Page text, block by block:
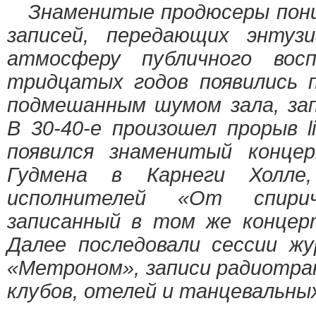
Знаменитые продюсеры
записей, передающих
атмосферу публичного
тридцатых годов появились
подмешанным шумом зала,
В 30-40-е произошел прорыв
появился знаменитый
Гудмена в Карнеги
исполнителей «От
записанный в том же
Далее последовали сессии
«Метроном», записи
клубов, отелей и